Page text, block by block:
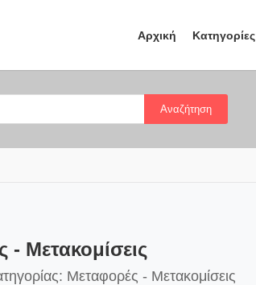
Αρχική Κατηγορίες
Αναζήτηση
- Μετακομίσεις
Μεταφορές - Μετακομίσεις